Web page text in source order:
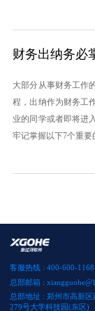
财务出纳务必
大部分从事财务工作
程，出纳作为财务工
业的同学或者即将进
牢记掌握以下7个重要
客服热线 : 400-600-1168
总部邮箱 :
总部地址 : 郑州市高新区
279号大学科技园(东区)